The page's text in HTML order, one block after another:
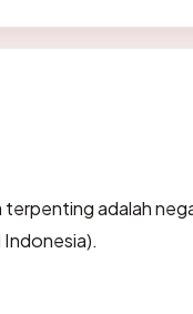
terpenting adalah